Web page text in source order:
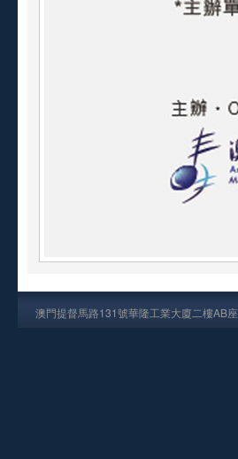
澳門提督馬路131號華隆工業大廈二樓AB座